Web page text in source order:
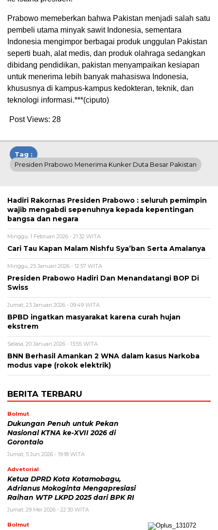
Prabowo memeberkan bahwa Pakistan menjadi salah satu
pembeli utama minyak sawit Indonesia, sementara
Indonesia mengimpor berbagai produk unggulan Pakistan
seperti buah, alat medis, dan produk olahraga sedangkan
dibidang pendidikan, pakistan menyampaikan kesiapan
untuk menerima lebih banyak mahasiswa Indonesia,
khususnya di kampus-kampus kedokteran, teknik, dan
teknologi informasi.***(ciputo)
Post Views: 28
Tag :
Presiden Prabowo Menerima Kunker Duta Besar Pakistan
Hadiri Rakornas Presiden Prabowo : seluruh pemimpin
wajib mengabdi sepenuhnya kepada kepentingan
bangsa dan negara
Minggu, 1 Februari 2026 - 21:32 WITA
Cari Tau Kapan Malam Nishfu Sya’ban Serta Amalanya
Minggu, 25 Januari 2026 - 12:57 WITA
Presiden Prabowo Hadiri Dan Menandatangi BOP Di
Swiss
Jumat, 23 Januari 2026 - 09:49 WITA
BPBD ingatkan masyarakat karena curah hujan
ekstrem
Selasa, 20 Januari 2026 - 13:55 WITA
BNN Berhasil Amankan 2 WNA dalam kasus Narkoba
modus vape (rokok elektrik)
BERITA TERBARU
Bolmut
Dukungan Penuh untuk Pekan
Nasional KTNA ke-XVII 2026 di
Gorontalo
Jumat, 5 Jun 2026 - 19:18 WITA
Advetorial
Ketua DPRD Kota Kotamobagu,
Adrianus Mokoginta Mengapresiasi
Raihan WTP LKPD 2025 dari BPK RI
Jumat, 29 Mei 2026 - 22:30 WITA
Bolmut